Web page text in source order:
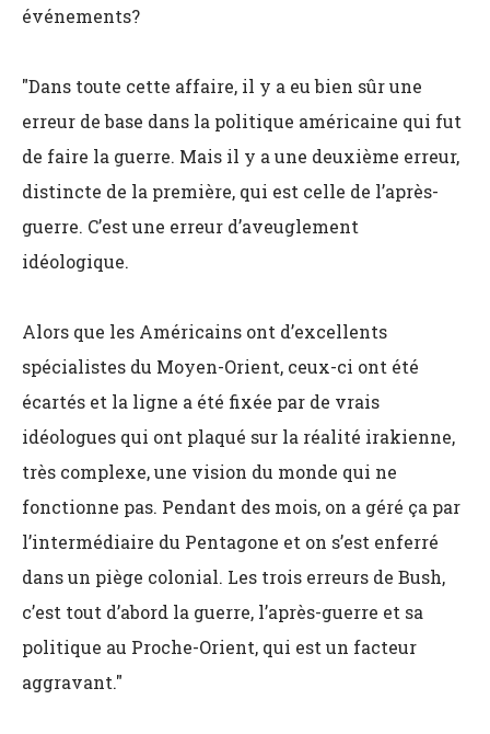
événements?
"Dans toute cette affaire, il y a eu bien sûr une
erreur de base dans la politique américaine qui fut
de faire la guerre. Mais il y a une deuxième erreur,
distincte de la première, qui est celle de l’après-
guerre. C’est une erreur d’aveuglement
idéologique.
Alors que les Américains ont d’excellents
spécialistes du Moyen-Orient, ceux-ci ont été
écartés et la ligne a été fixée par de vrais
idéologues qui ont plaqué sur la réalité irakienne,
très complexe, une vision du monde qui ne
fonctionne pas. Pendant des mois, on a géré ça par
l’intermédiaire du Pentagone et on s’est enferré
dans un piège colonial. Les trois erreurs de Bush,
c’est tout d’abord la guerre, l’après-guerre et sa
politique au Proche-Orient, qui est un facteur
aggravant."